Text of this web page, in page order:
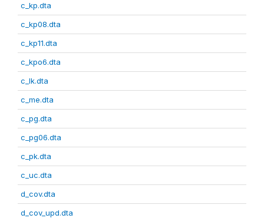
c_kp.dta
c_kp08.dta
c_kp11.dta
c_kpo6.dta
c_lk.dta
c_me.dta
c_pg.dta
c_pg06.dta
c_pk.dta
c_uc.dta
d_cov.dta
d_cov_upd.dta